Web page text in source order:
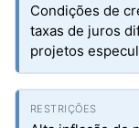
Condições de
taxas de juros
projetos